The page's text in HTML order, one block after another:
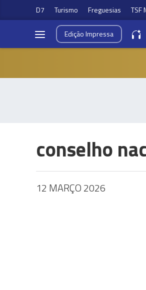
D7 Turismo Freguesias TSF
EdiçãoImpressa
conselho
12 MARÇO 2026